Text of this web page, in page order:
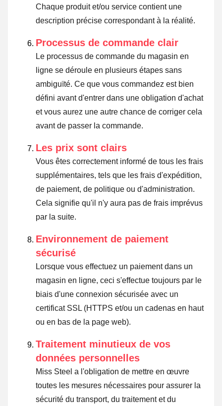
Chaque produit et/ou service contient une
description précise correspondant à la réalité.
Processus de commande clair
Le processus de commande du magasin en
ligne se déroule en plusieurs étapes sans
ambiguïté. Ce que vous commandez est bien
défini avant d'entrer dans une obligation d'achat
et vous aurez une autre chance de corriger cela
avant de passer la commande.
Les prix sont clairs
Vous êtes correctement informé de tous les frais
supplémentaires, tels que les frais d'expédition,
de paiement, de politique ou d'administration.
Cela signifie qu'il n'y aura pas de frais imprévus
par la suite.
Environnement de paiement
sécurisé
Lorsque vous effectuez un paiement dans un
magasin en ligne, ceci s'effectue toujours par le
biais d'une connexion sécurisée avec un
certificat SSL (HTTPS et/ou un cadenas en haut
ou en bas de la page web).
Traitement minutieux de vos
données personnelles
Miss Steel a l'obligation de mettre en œuvre
toutes les mesures nécessaires pour assurer la
sécurité du transport, du traitement et du